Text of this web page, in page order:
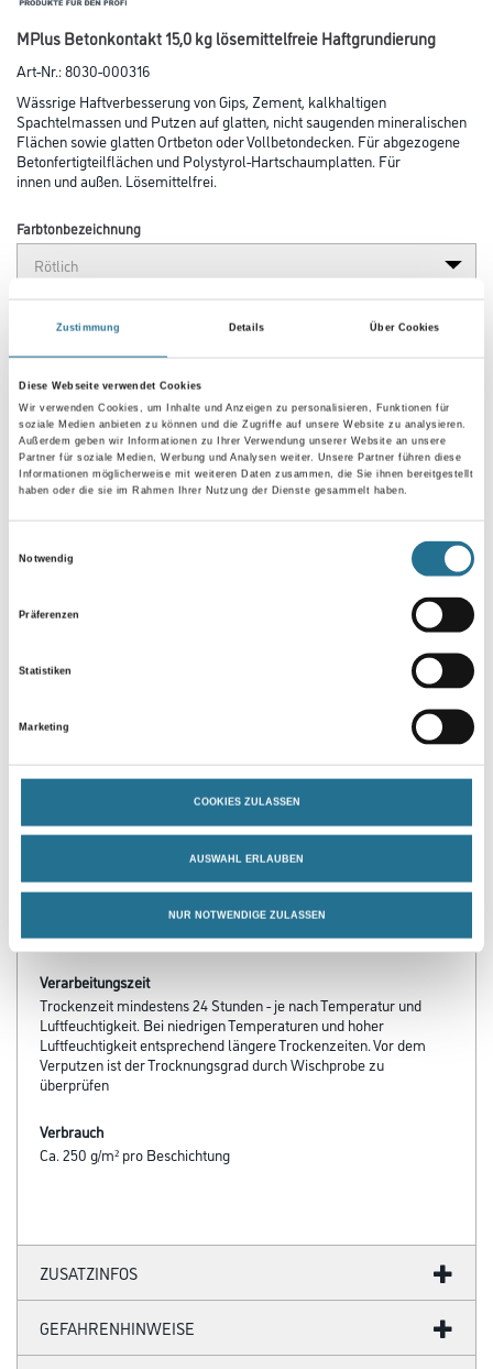
Zustimmung Details Über Cookies
Diese Webseite verwendet Cookies
Wir verwenden Cookies, um Inhalte und Anzeigen zu personalisieren, Funktionen für
soziale Medien anbieten zu können und die Zugriffe auf unsere Website zu analysieren.
Außerdem geben wir Informationen zu Ihrer Verwendung unserer Website an unsere
Partner für soziale Medien, Werbung und Analysen weiter. Unsere Partner führen diese
Informationen möglicherweise mit weiteren Daten zusammen, die Sie ihnen bereitgestellt
haben oder die sie im Rahmen Ihrer Nutzung der Dienste gesammelt haben.
Notwendig
Präferenzen
Statistiken
Marketing
COOKIES ZULASSEN
AUSWAHL ERLAUBEN
NUR NOTWENDIGE ZULASSEN
MPlus Betonkontakt 15,0 kg lösemittelfreie Haftgrundierung
Art-Nr.:8030-000316
Wässrige Haftverbesserung von Gips, Zement, kalkhaltigen
Spachtelmassen und Putzen auf glatten, nicht saugenden mineralischen
Flächen sowie glatten Ortbeton oder Vollbetondecken. Für abgezogene
Betonfertigteilflächen und Polystyrol-Hartschaumplatten. Für
innen und außen. Lösemittelfrei.
Farbtonbezeichnung
Umrechnungsfaktoren
Produkteigenschaft
- Haftgrundierung für glatte, mineralische Flächen
- Hohe Alkalibeständigkeit
- Lösemittelfrei
Verarbeitungstemp./Luftfeuchte
Nicht unter + 5° C Objekt- und Raumtemperatur
Verarbeitungszeit
Trockenzeit mindestens 24 Stunden - je nach Temperatur und
Luftfeuchtigkeit. Bei niedrigen Temperaturen und hoher
Luftfeuchtigkeit entsprechend längere Trockenzeiten. Vor dem
Verputzen ist der Trocknungsgrad durch Wischprobe zu
überprüfen
Verbrauch
Ca. 250 g/m² pro Beschichtung
ZUSATZINFOS
GEFAHRENHINWEISE